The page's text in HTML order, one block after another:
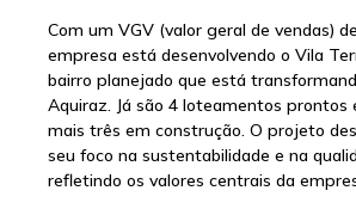
Com um VGV (valor geral de vendas)
empresa está desenvolvendo o Vila
bairro planejado que está
Aquiraz. Já são 4 loteamentos prontos
mais três em construção. O projeto
seu foco na sustentabilidade e na
refletindo os valores centrais da